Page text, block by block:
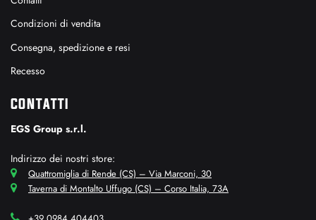
Condizioni di vendita
Consegna, spedizione e resi
Recesso
CONTATTI
EGS Group s.r.l.
Indirizzo dei nostri store:
Quattromiglia di Rende (CS) – Via Marconi, 30
Taverna di Montalto Uffugo (CS) – Corso Italia, 73A